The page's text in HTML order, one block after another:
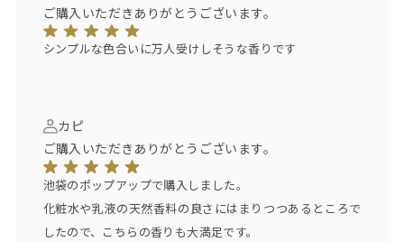
ご購入いただきありがとうございます。
シンプルな色合いに万人受けしそうな香りです
カピ
ご購入いただきありがとうございます。
池袋のポップアップで購入しました。
化粧水や乳液の天然香料の良さにはまりつつあるところで
したので、こちらの香りも大満足です。